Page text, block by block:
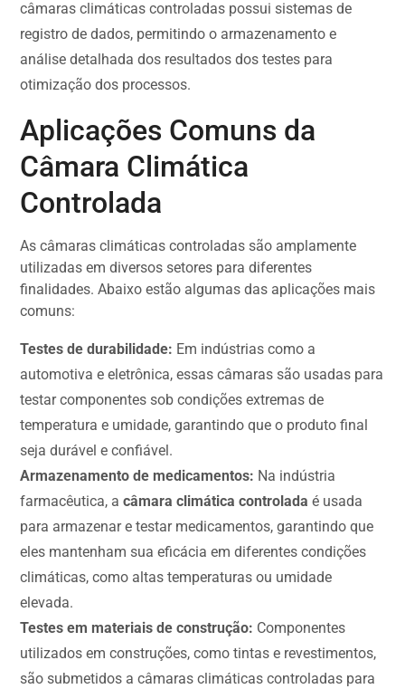
câmaras climáticas controladas possui sistemas de
registro de dados, permitindo o armazenamento e
análise detalhada dos resultados dos testes para
otimização dos processos.
Aplicações Comuns da
Câmara Climática
Controlada
As câmaras climáticas controladas são amplamente
utilizadas em diversos setores para diferentes
finalidades. Abaixo estão algumas das aplicações mais
comuns:
Testes de durabilidade: Em indústrias como a
automotiva e eletrônica, essas câmaras são usadas para
testar componentes sob condições extremas de
temperatura e umidade, garantindo que o produto final
seja durável e confiável.
Armazenamento de medicamentos: Na indústria
farmacêutica, acâmara climática controlada é usada
para armazenar e testar medicamentos, garantindo que
eles mantenham sua eficácia em diferentes condições
climáticas, como altas temperaturas ou umidade
elevada.
Testes em materiais de construção: Componentes
utilizados em construções, como tintas e revestimentos,
são submetidos a câmaras climáticas controladas para